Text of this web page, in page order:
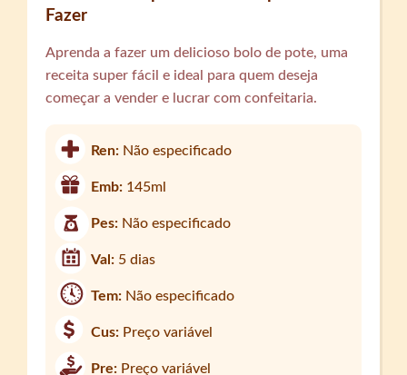
Fazer
Aprenda a fazer um delicioso bolo de pote, uma
receita super fácil e ideal para quem deseja
começar a vender e lucrar com confeitaria.
Ren: Não especificado
Emb: 145ml
Pes: Não especificado
Val: 5 dias
Tem: Não especificado
Cus: Preço variável
Pre: Preço variável